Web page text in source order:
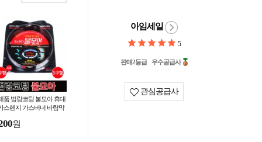
품 법랑코팅 불모아 휴대
스렌지 가스버너 바람막
원
아임세일
5
판매2등급 우수공급사
관심공급사